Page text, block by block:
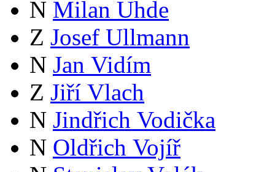
N Milan Uhde
Z Josef Ullmann
N Jan Vidím
Z Jiří Vlach
N Jindřich Vodička
N Oldřich Vojíř